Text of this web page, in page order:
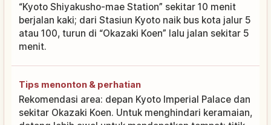
“Kyoto Shiyakusho-mae Station” sekitar 10 menit
berjalan kaki; dari Stasiun Kyoto naik bus kota jalur 5
atau 100, turun di “Okazaki Koen” lalu jalan sekitar 5
menit.
Tips menonton & perhatian
Rekomendasi area: depan Kyoto Imperial Palace dan
sekitar Okazaki Koen. Untuk menghindari keramaian,